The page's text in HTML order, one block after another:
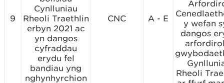
9
Cynlluniau
Rheoli Traethlin
erbyn 2021 ac
yn dangos
cyfraddau
erydu fel
bandiau yng
nghynhyrchion
CNC A - E
y wefan
dangos
Rheoli